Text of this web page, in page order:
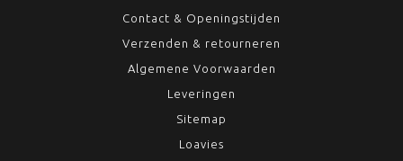
Contact & Openingstijden
Verzenden & retourneren
Algemene Voorwaarden
Leveringen
Sitemap
Loavies